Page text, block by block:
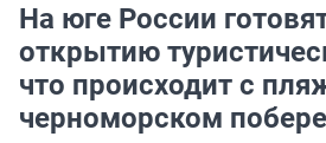
На юге России
открытию
что происходит с
черноморском